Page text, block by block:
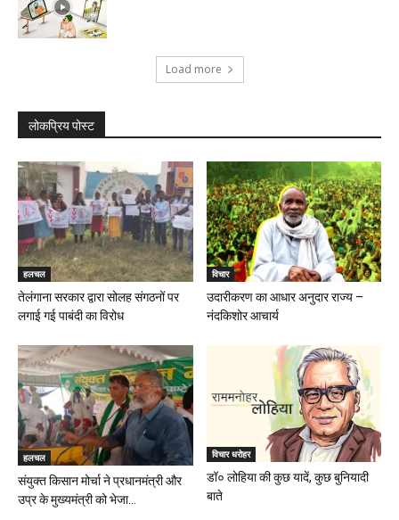
Load more
लोकप्रिय पोस्ट
हलचल
तेलंगाना सरकार द्वारा सोलह संगठनों पर
लगाई गई पाबंदी का विरोध
विचार
उदारीकरण का आधार अनुदार राज्य –
नंदकिशोर आचार्य
हलचल
संयुक्त किसान मोर्चा ने प्रधानमंत्री और
उप्र के मुख्यमंत्री को भेजा...
विचार धरोहर
डॉ० लोहिया की कुछ यादें, कुछ बुनियादी
बाते